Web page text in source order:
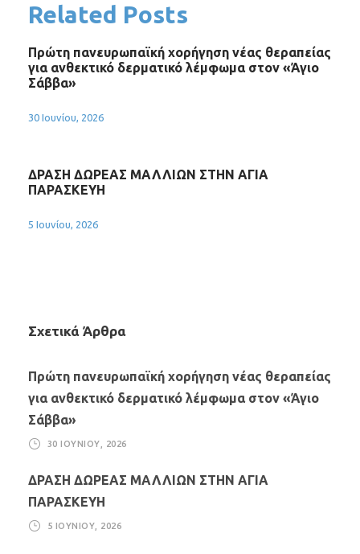
Related Posts
Πρώτη πανευρωπαϊκή χορήγηση νέας θεραπείας
για ανθεκτικό δερματικό λέμφωμα στον «Άγιο
Σάββα»
30 Ιουνίου, 2026
ΔΡΑΣΗ ΔΩΡΕΑΣ ΜΑΛΛΙΩΝ ΣΤΗΝ ΑΓΙΑ
ΠΑΡΑΣΚΕΥΗ
5 Ιουνίου, 2026
Σχετικά Άρθρα
Πρώτη πανευρωπαϊκή χορήγηση νέας θεραπείας
για ανθεκτικό δερματικό λέμφωμα στον «Άγιο
Σάββα»
30 ΙΟΥΝΊΟΥ, 2026
ΔΡΑΣΗ ΔΩΡΕΑΣ ΜΑΛΛΙΩΝ ΣΤΗΝ ΑΓΙΑ
ΠΑΡΑΣΚΕΥΗ
5 ΙΟΥΝΊΟΥ, 2026